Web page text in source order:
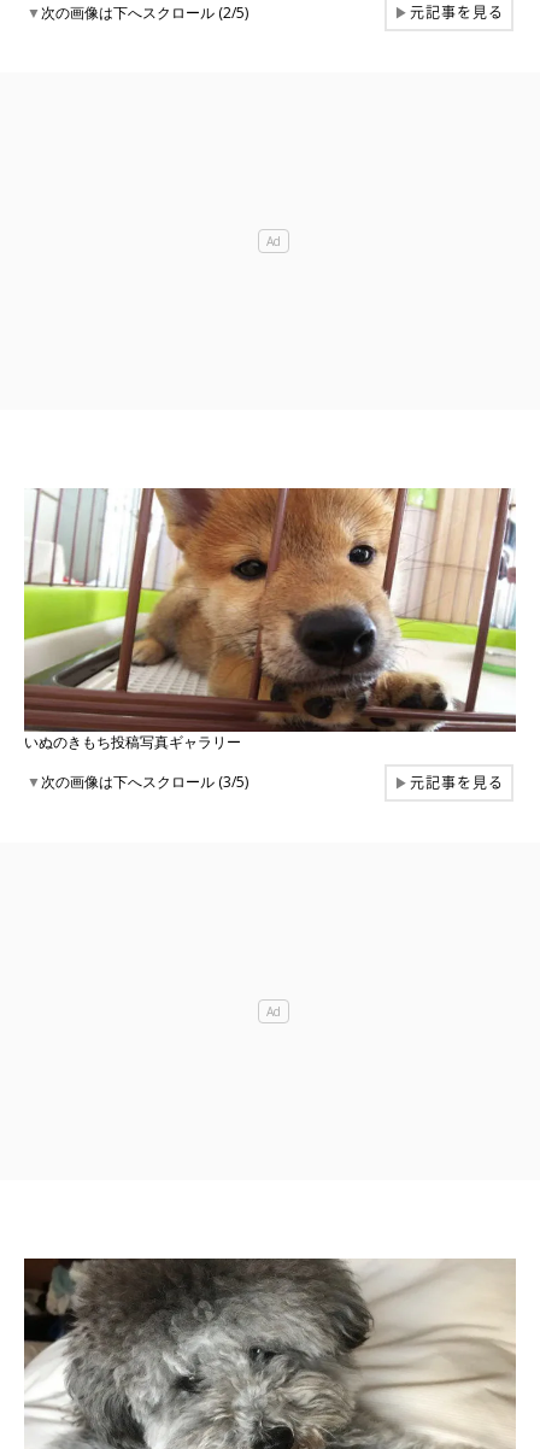
▼次の画像は下へスクロール (2/5) ▶元記事を見る
いぬのきもち投稿写真ギャラリー
▼次の画像は下へスクロール (3/5) ▶元記事を見る